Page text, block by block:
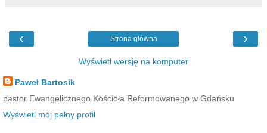
‹ ›
Strona główna
Wyświetl wersję na komputer
Paweł Bartosik
pastor Ewangelicznego Kościoła Reformowanego w Gdańsku
Wyświetl mój pełny profil